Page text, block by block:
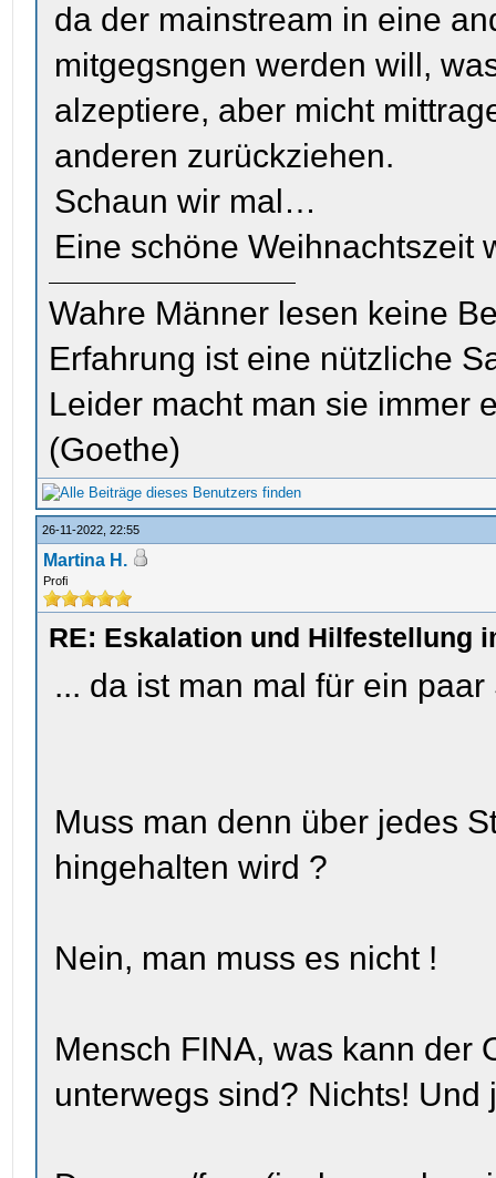
da der mainstream in eine
mitgegsngen werden will,
alzeptiere, aber micht
anderen zurückziehen.
Schaun wir mal…
Eine schöne
Wahre Männer lesen keine
Erfahrung ist eine nützliche
Leider macht man sie immer
(Goethe)
26-11-2022, 22:55
Martina H.
Profi
RE: Eskalation und Hilfestellung
... da ist man mal für ein
Muss man denn über jedes
hingehalten wird ?
Nein, man muss es nicht !
Mensch FINA, was kann der
unterwegs sind? Nichts! Und